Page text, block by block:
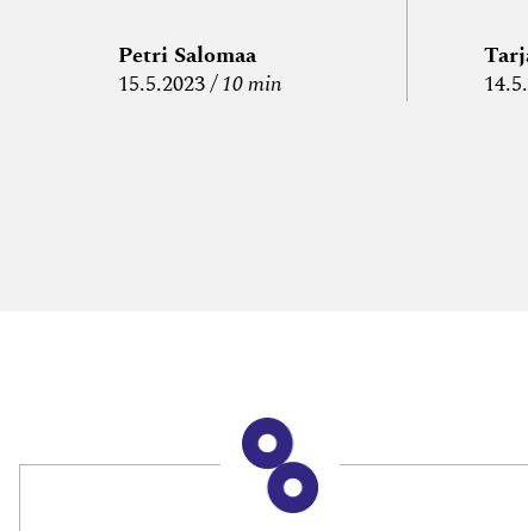
edelleen­
veloitus ja
Petri Salomaa
15.5.2023 10 min